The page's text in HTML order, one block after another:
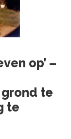
op’ –
te
te